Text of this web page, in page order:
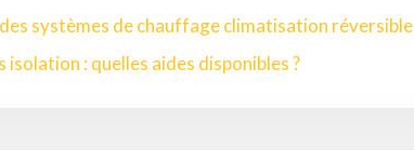
systèmes de chauffage climatisation réversible
isolation : quelles aides disponibles ?